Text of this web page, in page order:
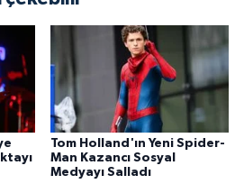
Tom Holland'ın Yeni Spider-
Man Kazancı Sosyal
Medyayı Salladı